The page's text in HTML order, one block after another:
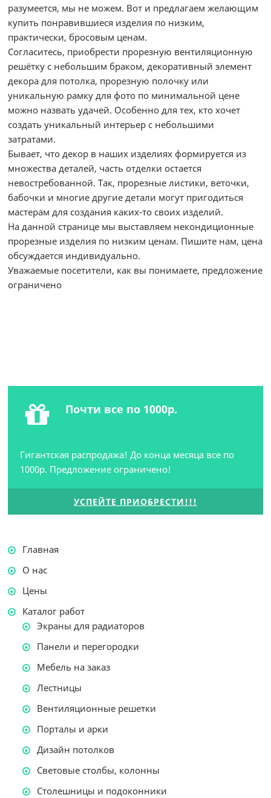
разумеется, мы не можем. Вот и предлагаем желающим
купить понравившиеся изделия по низким,
практически, бросовым ценам.
Согласитесь, приобрести прорезную вентиляционную
решётку с небольшим браком, декоративный элемент
декора для потолка, прорезную полочку или
уникальную рамку для фото по минимальной цене
можно назвать удачей. Особенно для тех, кто хочет
создать уникальный интерьер с небольшими
затратами.
Бывает, что декор в наших изделиях формируется из
множества деталей, часть отделки остается
невостребованной. Так, прорезные листики, веточки,
бабочки и многие другие детали могут пригодиться
мастерам для создания каких-то своих изделий.
На данной странице мы выставляем некондиционные
прорезные изделия по низким ценам. Пишите нам, цена
обсуждается индивидуально.
Уважаемые посетители, как вы понимаете, предложение
ограничено
Почти все по 1000р.
Гигантская распродажа! До конца месяца все по
1000р. Предложение ограничено!
УСПЕЙТЕ ПРИОБРЕСТИ!!!
Главная
О нас
Цены
Каталог работ
Экраны для радиаторов
Панели и перегородки
Мебель на заказ
Лестницы
Вентиляционные решетки
Порталы и арки
Дизайн потолков
Световые столбы, колонны
Столешницы и подоконники